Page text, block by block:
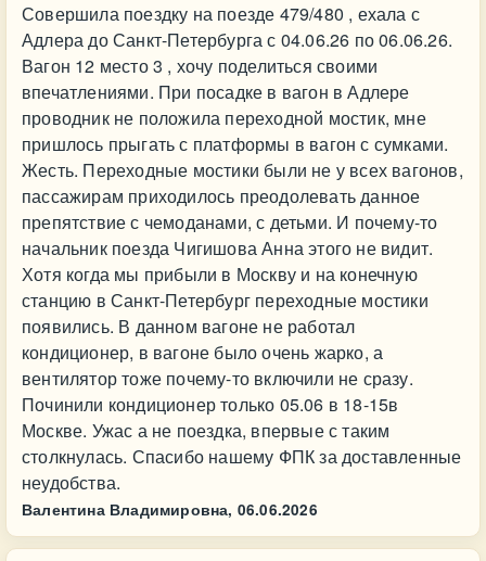
Совершила поездку на поезде 479/480 , ехала с
Адлера до Санкт-Петербурга с 04.06.26 по 06.06.26.
Вагон 12 место 3 , хочу поделиться своими
впечатлениями. При посадке в вагон в Адлере
проводник не положила переходной мостик, мне
пришлось прыгать с платформы в вагон с сумками.
Жесть. Переходные мостики были не у всех вагонов,
пассажирам приходилось преодолевать данное
препятствие с чемоданами, с детьми. И почему-то
начальник поезда Чигишова Анна этого не видит.
Хотя когда мы прибыли в Москву и на конечную
станцию в Санкт-Петербург переходные мостики
появились. В данном вагоне не работал
кондиционер, в вагоне было очень жарко, а
вентилятор тоже почему-то включили не сразу.
Починили кондиционер только 05.06 в 18-15в
Москве. Ужас а не поездка, впервые с таким
столкнулась. Спасибо нашему ФПК за доставленные
неудобства.
Валентина Владимировна, 06.06.2026